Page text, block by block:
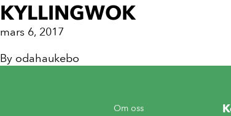
KYLLINGWOK
mars 6, 2017
By odahaukebo
Om oss